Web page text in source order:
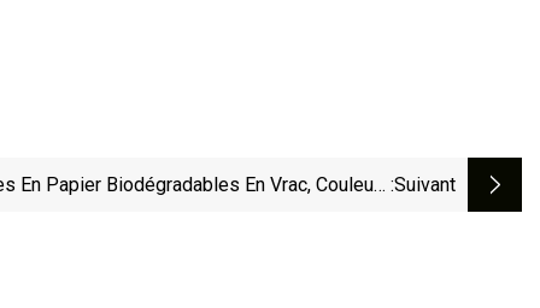
En Papier Biodégradables En Vrac, Couleurs :suivant